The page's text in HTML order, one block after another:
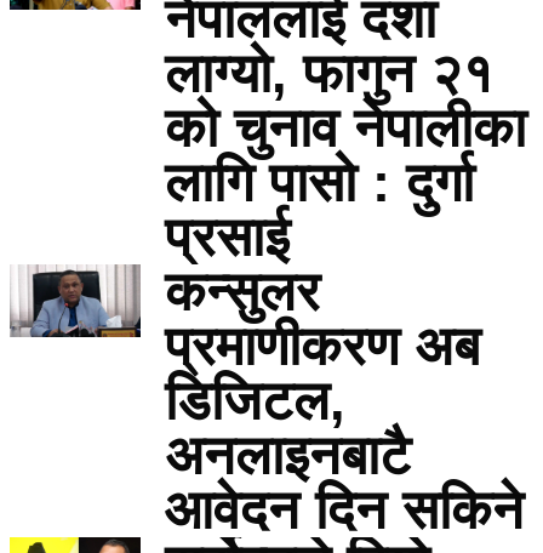
नेपाललाई दशा
लाग्यो, फागुन २१
को चुनाव नेपालीका
लागि पासो : दुर्गा
प्रसाई
कन्सुलर
प्रमाणीकरण अब
डिजिटल,
अनलाइनबाटै
आवेदन दिन सकिने